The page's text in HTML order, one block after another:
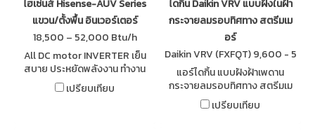
ไฮเซ่นส์ Hisense-AUV Series
แขวน/ตั้งพื้น อินเวอร์เตอร์
18,500 – 52,000 Btu/h
All DC motor INVERTER เย็น
สบาย ประหยัดพลังงาน ทำงาน
เงียบ รับประกันคอมเพรสเซอร์
นาน 12 ปี ทำความเย็นได้แม้ที่ๆ
เปรียบเทียบ
ไดกิ้น Daikin VRV แบบฝังในฝ้า
กระจายลมรอบทิศทาง สตรีมเม
อร์
Daikin VRV (FXFQT) 9,600 - 5
4,600 Btu/h
แอร์ไดกิ้น แบบฝังฝ้าเพดาน
กระจายลมรอบทิศทาง สตรีมเม
อร์ DAIKIN VRV (Variable
Refrigerant Volume) Round
เปรียบเทียบ